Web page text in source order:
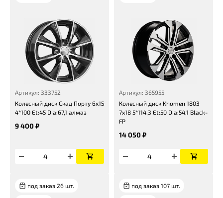
Артикул: 333752
Колесный диск Скад Порту 6x15
4*100 Et:45 Dia:67,1 алмаз
9 400 ₽
Артикул: 365955
Колесный диск Khomen 1803
7x18 5*114,3 Et:50 Dia:54,1 Black-
FP
14 050 ₽
под заказ 26 шт. под заказ 107 шт.